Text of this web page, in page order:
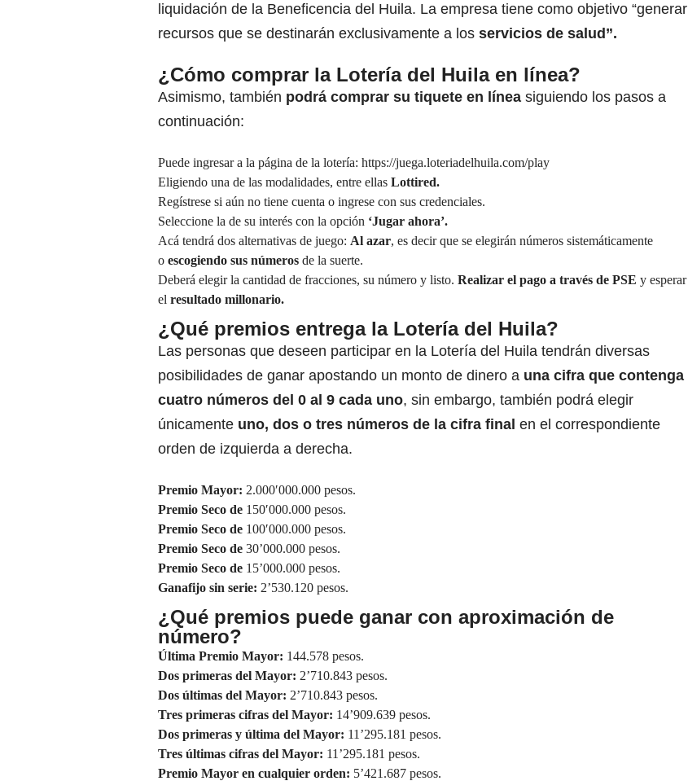
liquidación de la Beneficencia del Huila. La empresa tiene como objetivo “generar
recursos que se destinarán exclusivamente a los servicios de salud”.
¿Cómo comprar la Lotería del Huila en línea?
Asimismo, también podrá comprar su tiquete en línea siguiendo los pasos a
continuación:
Puede ingresar a la página de la lotería: https://juega.loteriadelhuila.com/play
Eligiendo una de las modalidades, entre ellas Lottired.
Regístrese si aún no tiene cuenta o ingrese con sus credenciales.
Seleccione la de su interés con la opción ‘Jugar ahora’.
Acá tendrá dos alternativas de juego: Al azar, es decir que se elegirán números sistemáticamente
o escogiendo sus números de la suerte.
Deberá elegir la cantidad de fracciones, su número y listo. Realizar el pago a través de PSE y esperar
el resultado millonario.
¿Qué premios entrega la Lotería del Huila?
Las personas que deseen participar en la Lotería del Huila tendrán diversas
posibilidades de ganar apostando un monto de dinero a una cifra que contenga
cuatro números del 0 al 9 cada uno, sin embargo, también podrá elegir
únicamente uno, dos o tres números de la cifra final en el correspondiente
orden de izquierda a derecha.
Premio Mayor: 2.000′000.000 pesos.
Premio Seco de 150′000.000 pesos.
Premio Seco de 100′000.000 pesos.
Premio Seco de 30’000.000 pesos.
Premio Seco de 15’000.000 pesos.
Ganafijo sin serie: 2’530.120 pesos.
¿Qué premios puede ganar con aproximación de
número?
Última Premio Mayor: 144.578 pesos.
Dos primeras del Mayor: 2’710.843 pesos.
Dos últimas del Mayor: 2’710.843 pesos.
Tres primeras cifras del Mayor: 14’909.639 pesos.
Dos primeras y última del Mayor: 11’295.181 pesos.
Tres últimas cifras del Mayor: 11’295.181 pesos.
Premio Mayor en cualquier orden: 5’421.687 pesos.